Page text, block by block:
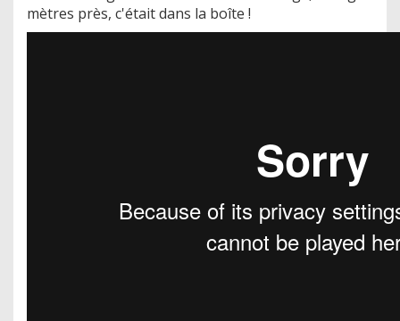
mètres près, c'était dans la boîte !